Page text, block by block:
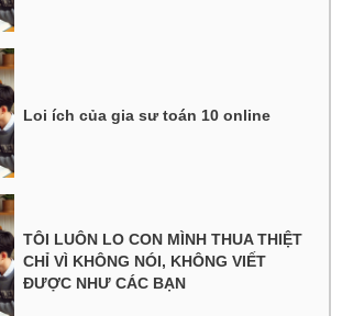
Loi ích của gia sư toán 10 online
TÔI LUÔN LO CON MÌNH THUA THIỆT
CHỈ VÌ KHÔNG NÓI, KHÔNG VIẾT
ĐƯỢC NHƯ CÁC BẠN